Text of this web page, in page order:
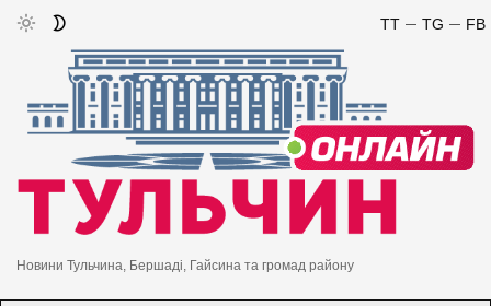
FB
TG
TT
Новини Тульчина, Бершаді, Гайсина та громад району